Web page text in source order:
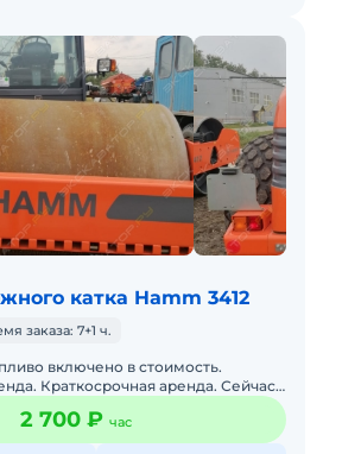
катка Hamm 3412
заказа: 7+1 ч.
включено в стоимость.
Краткосрочная аренда. Сейчас
экипаж.
2 700 ₽ час